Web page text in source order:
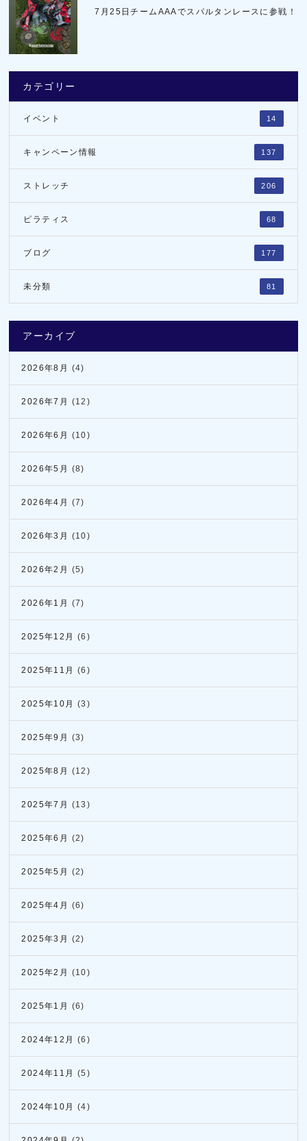
7月25日チームAAAでスパルタンレースに参戦！
カテゴリー
イベント 14
キャンペーン情報 137
ストレッチ 206
ピラティス 68
ブログ 177
未分類 81
アーカイブ
2026年8月 (4)
2026年7月 (12)
2026年6月 (10)
2026年5月 (8)
2026年4月 (7)
2026年3月 (10)
2026年2月 (5)
2026年1月 (7)
2025年12月 (6)
2025年11月 (6)
2025年10月 (3)
2025年9月 (3)
2025年8月 (12)
2025年7月 (13)
2025年6月 (2)
2025年5月 (2)
2025年4月 (6)
2025年3月 (2)
2025年2月 (10)
2025年1月 (6)
2024年12月 (6)
2024年11月 (5)
2024年10月 (4)